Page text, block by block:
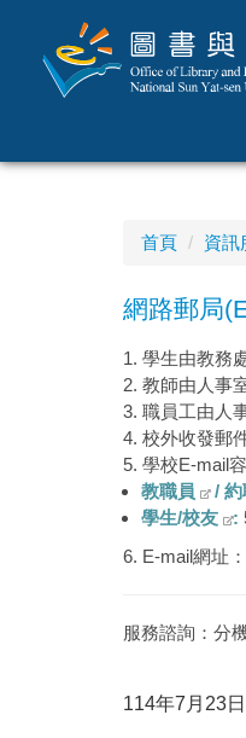
首頁 資訊
網路郵局
1. 學生由教務
2. 教師由人事
3. 職員工由人
4. 校外收發郵
5. 學校E-mail容
教職員
/ 約
學生/校友
:
6. E-mail網址：
服務諮詢：分
114年7月23